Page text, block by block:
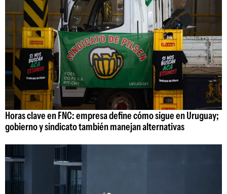
Horas clave en FNC: empresa define cómo sigue en Uruguay;
gobierno y sindicato también manejan alternativas